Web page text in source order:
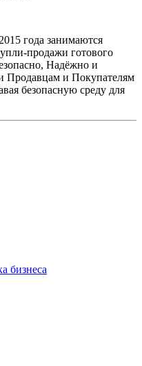
года занимаются
продажи готового
Надёжно и
Продавцам и Покупателям
безопасную среду для
бизнеса